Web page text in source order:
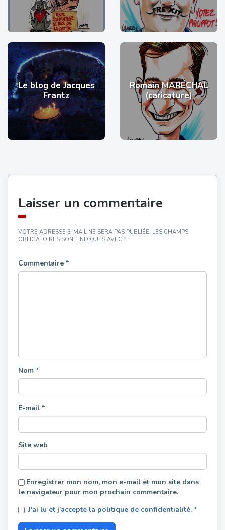
Le blog de Jacques
Frantz
Romain MARÉCHAL
(caricature)
Laisser un commentaire
VOTRE ADRESSE E-MAIL NE SERA PAS PUBLIÉE. LES CHAMPS
OBLIGATOIRES SONT INDIQUÉS AVEC *
Commentaire *
Nom *
E-mail *
Site web
Enregistrer mon nom, mon e-mail et mon site dans
le navigateur pour mon prochain commentaire.
J'ai lu et j'accepte la politique de confidentialité. *